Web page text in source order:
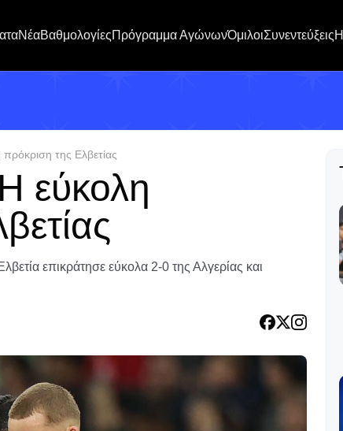
ΝέαΒαθμολογίεςΠρόγραμμα ΑγώνωνΌμιλοιΣυνεντεύξεις
της Ελβετίας
εύκολη
επικράτησε εύκολα 2-0 της Αλγερίας και